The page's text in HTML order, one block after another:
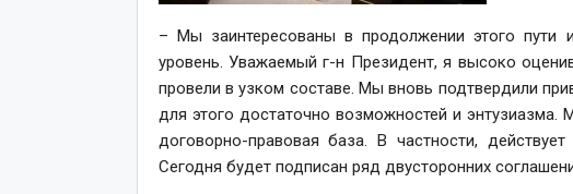
– Мы заинтересованы в продолжении этого
уровень. Уважаемый г-н Президент, я высоко
провели в узком составе. Мы вновь подтвердили
для этого достаточно возможностей и
договорно-правовая база. В частности,
Сегодня будет подписан ряд двусторонних